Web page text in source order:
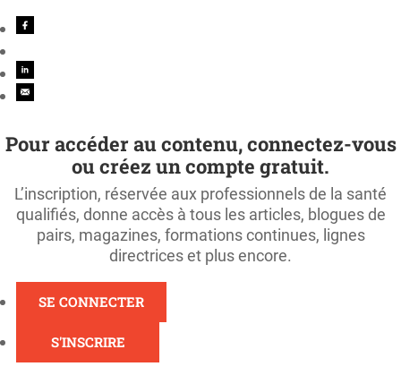
Pour accéder au contenu, connectez-vous
ou créez un compte gratuit.
L’inscription, réservée aux professionnels de la santé
qualifiés, donne accès à tous les articles, blogues de
pairs, magazines, formations continues, lignes
directrices et plus encore.
SE CONNECTER
S'INSCRIRE